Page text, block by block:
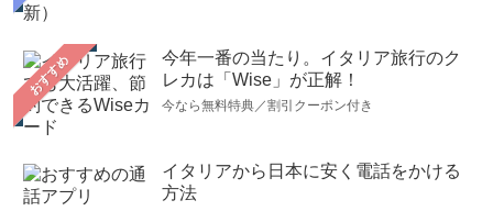
おすすめ
今年一番の当たり。イタリア旅行のク
レカは「Wise」が正解！
今なら無料特典／割引クーポン付き
イタリアから日本に安く電話をかける
方法